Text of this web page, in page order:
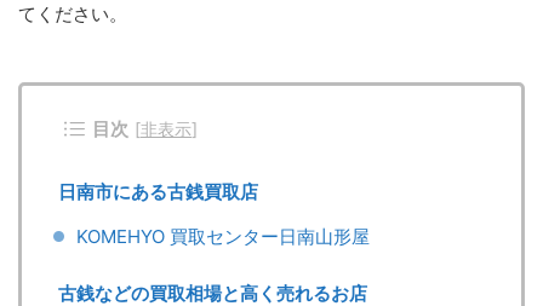
てください。
目次 [非表示]
日南市にある古銭買取店
KOMEHYO 買取センター日南山形屋
古銭などの買取相場と高く売れるお店